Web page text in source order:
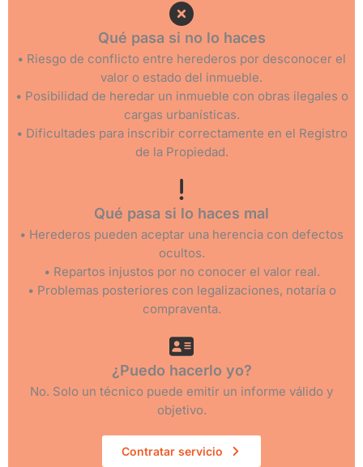
Qué pasa si no lo haces
• Riesgo de conflicto entre herederos por desconocer el
valor o estado del inmueble.
• Posibilidad de heredar un inmueble con obras ilegales o
cargas urbanísticas.
• Dificultades para inscribir correctamente en el Registro
de la Propiedad.
Qué pasa si lo haces mal
• Herederos pueden aceptar una herencia con defectos
ocultos.
• Repartos injustos por no conocer el valor real.
• Problemas posteriores con legalizaciones, notaría o
compraventa.
¿Puedo hacerlo yo?
No. Solo un técnico puede emitir un informe válido y
objetivo.
Contratar servicio